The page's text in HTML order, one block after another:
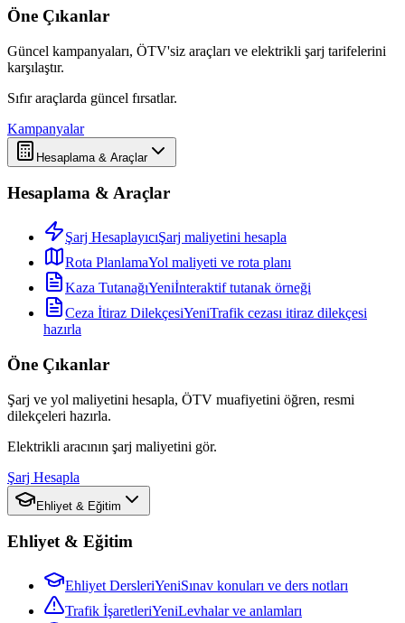
Öne Çıkanlar
Güncel kampanyaları, ÖTV'siz araçları ve elektrikli şarj tarifelerini
karşılaştır.
Sıfır araçlarda güncel fırsatlar.
Kampanyalar
Hesaplama & Araçlar
Hesaplama & Araçlar
Şarj HesaplayıcıŞarj maliyetini hesapla
Rota PlanlamaYol maliyeti ve rota planı
Kaza TutanağıYeniİnteraktif tutanak örneği
Ceza İtiraz DilekçesiYeniTrafik cezası itiraz dilekçesi
hazırla
Öne Çıkanlar
Şarj ve yol maliyetini hesapla, ÖTV muafiyetini öğren, resmi
dilekçeleri hazırla.
Elektrikli aracının şarj maliyetini gör.
Şarj Hesapla
Ehliyet & Eğitim
Ehliyet & Eğitim
Ehliyet DersleriYeniSınav konuları ve ders notları
Trafik İşaretleriYeniLevhalar ve anlamları